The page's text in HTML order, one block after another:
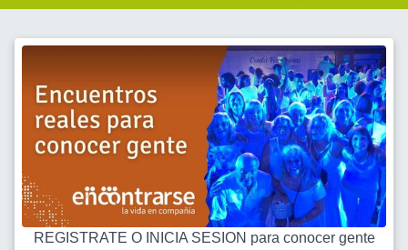
REGISTRATE O INICIA SESION para conocer gente